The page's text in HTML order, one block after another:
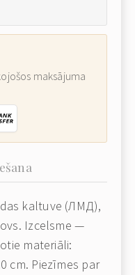
maksājuma
kaltuve (ЛМД),
Izcelsme —
materiāli:
cm. Piezīmes par